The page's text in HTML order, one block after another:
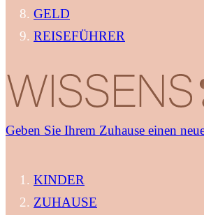
GELD
REISEFÜHRER
Geben Sie Ihrem Zuhause einen
KINDER
ZUHAUSE